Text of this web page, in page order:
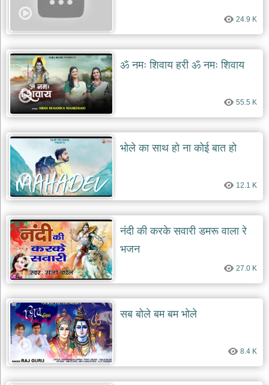
दयाल
भजन
lal
bhajans
शनि
देव
भजन
shani
dev
का
भजन
bhajan
of
the
day
भजन
जोड़ें
add
bhajans
24.9 K
ॐ नमः शिवाय हरी ॐ नमः शिवाय
55.5 K
भोले का साथ हो ना कोई बात हो
12.1 K
नंदी की करके सवारी डमरू वाला रे
भजन
27.0 K
सब बोले बम बम भोले
8.4 K